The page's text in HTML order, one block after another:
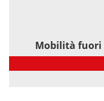
Mobilità fuori